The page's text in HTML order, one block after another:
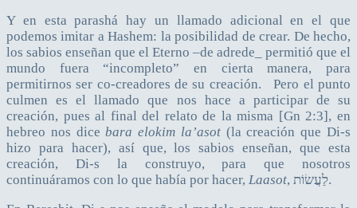
Y en esta parashá hay un llamado adicional en el que
podemos imitar a Hashem: la posibilidad de crear. De hecho,
los sabios enseñan que el Eterno –de adrede_ permitió que el
mundo fuera “incompleto” en cierta manera, para
permitirnos ser co-creadores de su creación. Pero el punto
culmen es el llamado que nos hace a participar de su
creación, pues al final del relato de la misma [Gn 2:3], en
hebreo nos dicebara elokim la’asot(la creación que Di-s
hizo para hacer), así que, los sabios enseñan, que esta
creación, Di-s la construyo, para que nosotros
continuáramos con lo que había por hacer, Laasot
, לַעֲשׂוֹת.